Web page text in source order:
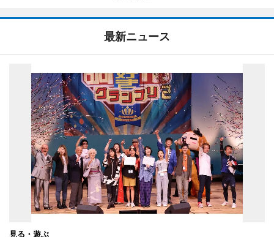
最新ニュース
見る・遊ぶ